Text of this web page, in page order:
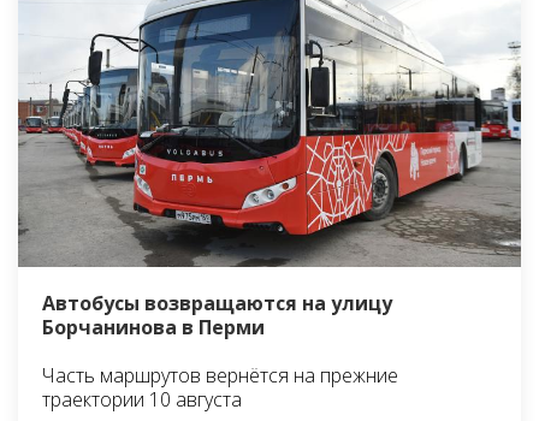
Автобусы возвращаются на улицу
Борчанинова в Перми
Часть маршрутов вернётся на прежние
траектории 10 августа